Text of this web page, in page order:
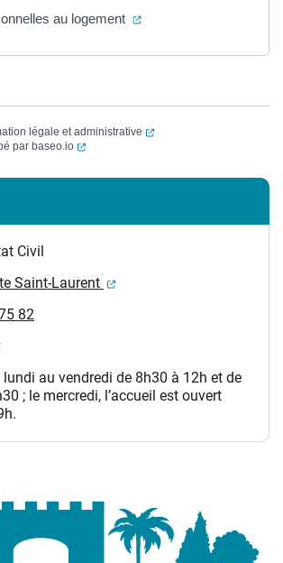
au logement (ouverture dans un
légale et administrative
(ouverture dans un
par baseo.io (ouverture dans un nouvel onglet)
complémentaires
Civil
Saint-Laurent
(ouverture dans un
82
lundi au vendredi de 8h30 à 12h et de
; le mercredi, l’accueil est ouvert